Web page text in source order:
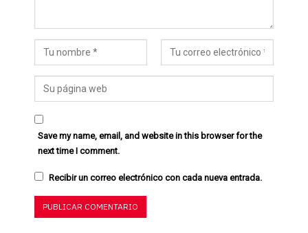
Save my name, email, and website in this browser for the
next time I comment.
Recibir un correo electrónico con cada nueva entrada.